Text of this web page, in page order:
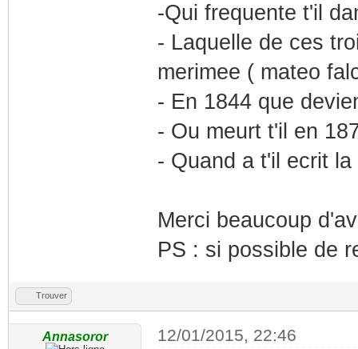
-Qui frequente t'il
- Laquelle de ces
merimee ( mateo
- En 1844 que
- Ou meurt t'il en
- Quand a t'il ecrit
Merci beaucoup
PS : si possible de
Trouver
Annasoror 12/01/2015, 22:46